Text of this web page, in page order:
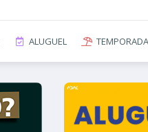
ALUGUEL TEMPORADA